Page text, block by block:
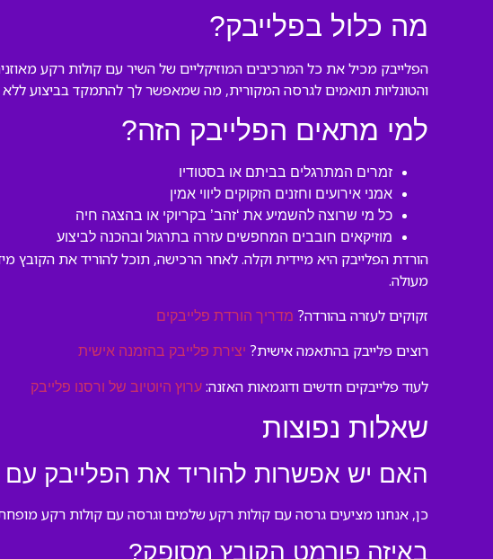
מה כלול בפלייבק?
הפלייבק מכיל את כל המרכיבים המוזיקליים של השיר עם קולות רקע
והטונליות תואמים לגרסה המקורית, מה שמאפשר לך להתמקד בביצוע ללא
למי מתאים הפלייבק הזה?
זמרים המתרגלים בביתם או בסטודיו
אמני אירועים וחזנים הזקוקים ליווי אמין
כל מי שרוצה להשמיע את ‘זהב’ בקריוקי או בהצגה חיה
מוזיקאים חובבים המחפשים עזרה בתרגול ובהכנה לביצוע
הורדת הפלייבק היא מיידית וקלה. לאחר הרכישה, תוכל להוריד את
מעולה.
זקוקים לעזרה בהורדה? מדריך הורדת פלייבקים
רוצים פלייבק בהתאמה אישית? יצירת פלייבק בהזמנה אישית
לעוד פלייבקים חדשים ודוגמאות האזנה: ערוץ היוטיוב של ורסנו פלייבק
שאלות נפוצות
האם יש אפשרות להוריד את הפלייבק עם
כן, אנחנו מציעים גרסה עם קולות רקע שלמים וגרסה עם קולות רקע
באיזה פורמט הקובץ מסופק?